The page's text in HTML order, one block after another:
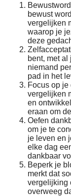
bewust
vergelijken
waarop je
deze
bent, met
niemand
pad in het
Focus op
vergelijken
en
eraan om
Oefen
om je te
je leven en
elke dag
dankbaar
Beperk je
merkt dat
vergelijking
overweeg